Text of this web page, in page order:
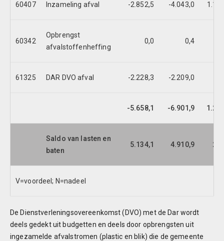
60407 Inzameling afval -2.852,5 -4.043,0
60342
Opbrengst
afvalstoffenheffing
0,0 0,4
61325 DAR DVO afval -2.228,3 -2.209,0
-5.658,1 -6.901,9
Saldo van lasten en
baten
5.134,1 4.910,9
V=voordeel; N=nadeel
De Dienstverleningsovereenkomst (DVO) met de Dar wordt
deels gedekt uit budgetten en deels door opbrengsten uit
ingezamelde afvalstromen (plastic en blik) die de gemeente